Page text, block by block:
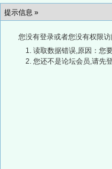
提示信息 »
您没有登录或者您没有权限
读取数据错误,原因：您
您还不是论坛会员,请先